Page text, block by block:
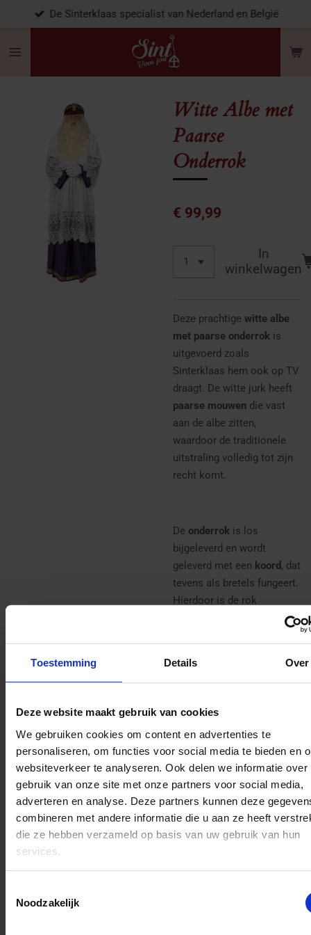
Toestemming Details Over
Deze website maakt gebruik van cookies
We gebruiken cookies om content en advertenties te
personaliseren, om functies voor social media te bieden en
websiteverkeer te analyseren. Ook delen we informatie over
gebruik van onze site met onze partners voor social media,
adverteren en analyse. Deze partners kunnen deze
combineren met andere informatie die u aan ze heeft
die ze hebben verzameld op basis van uw gebruik van hun
services.
Noodzakelijk
naar
De Sinterklaas specialist van Nederland en België
Witte Albe met
Paarse
Onderrok
€ 99,99
In
winkelwagen
Deze prachtige witte albe
met paarse onderrok is
uitgevoerd zoals
Sinterklaas hem ook op TV
draagt. De witte jurk heeft
paarse mouwen die vast
aan de albe zitten,
waardoor de traditionele
uitstraling volledig tot zijn
recht komt.
De onderrok is los
bijgeleverd en wordt
geleverd met een koord , dat
tevens als bretels fungeert.
Hierdoor is de rok
eenvoudig verstelbaar en
op TV
✔ Inclusief witte albe met
paarse mouwen
✔ Losse paarse onderrok
met verstelbaar koord
✔ Perfect te combineren